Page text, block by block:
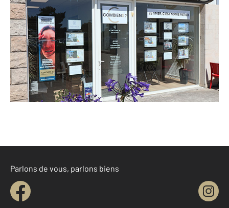
CENTURY 21 MDG Immobilier
57 avenue Henri Becquerel
LE CROISIC - 44490
Envoyer un message
Téléphoner à l'agence
Parlons de vous, parlons biens